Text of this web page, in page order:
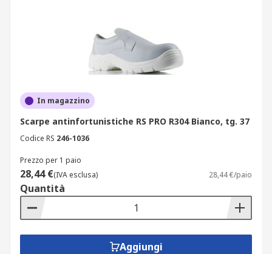
In magazzino
Scarpe antinfortunistiche RS PRO R304 Bianco, tg. 37
Codice RS 246-1036
Prezzo per 1 paio
28,44 €(IVA esclusa) 28,44 €/paio
Quantità
Aggiungi